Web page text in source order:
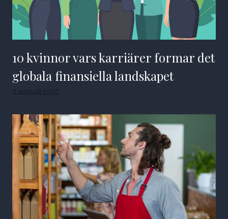
10 kvinnor vars karriärer formar det
globala finansiella landskapet
6 augusti 2026